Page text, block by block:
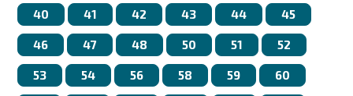
40 41 42 43 44 45
46 47 48 50 51 52
53 54 56 58 59 60